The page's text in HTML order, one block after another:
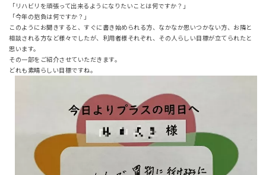
「リハビリを頑張って出来るようになりたいことは何ですか？」
「今年の抱負は何ですか？」
このようにお聞きすると、すぐに書き始められる方、なかなか思いつかない方、お隣と
相談される方など様々でしたが、利用者様それぞれ、その人らしい目標が立てられたと
思います。
その一部をご紹介させていただきます。
どれも素晴らしい目標ですね。